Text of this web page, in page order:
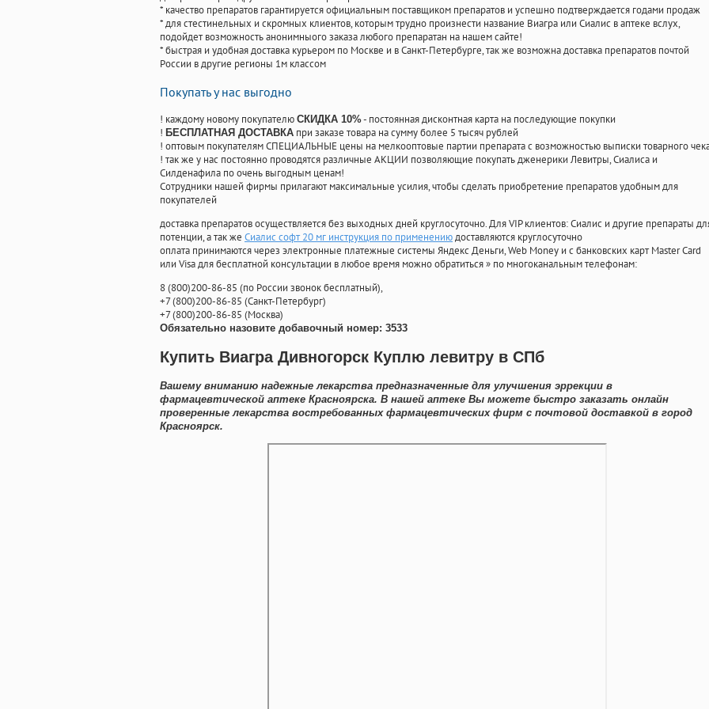
* качество препаратов гарантируется официальным поставщиком препаратов и успешно подтверждается годами продаж
* для стестинельных и скромных клиентов, которым трудно произнести название Виагра или Сиалис в аптеке вслух,
подойдет возможность анонимныого заказа любого препаратан на нашем сайте!
* быстрая и удобная доставка курьером по Москве и в Санкт-Петербурге, так же возможна доставка препаратов почтой
России в другие регионы 1м классом
Покупать у нас выгодно
! каждому новому покупателю СКИДКА 10%- постоянная дисконтная карта на последующие покупки
! БЕСПЛАТНАЯ ДОСТАВКА при заказе товара на сумму более 5 тысяч рублей
! оптовым покупателям СПЕЦИАЛЬНЫЕ цены на мелкооптовые партии препарата с возможностью выписки товарного
! так же у нас постоянно проводятся различные АКЦИИ позволяющие покупать дженерики Левитры, Сиалиса и
Силденафила по очень выгодным ценам!
Cотрудники нашей фирмы прилагают максимальные усилия, чтобы сделать приобретение препаратов удобным для
покупателей
доставка препаратов осуществляется без выходных дней круглосуточно. Для VIP клиентов: Сиалис и другие препараты
потенции, а так же Сиалис софт 20 мг инструкция по применениюдоставляются круглосуточно
оплата принимаются через электронные платежные системы Яндекс Деньги, Web Money и с банковских карт Master Card
или Visa для бесплатной консультации в любое время можно обратиться» по многоканальным телефонам:
8(800)200-86-85 (по России звонок бесплатный),
+7(800)200-86-85 (Санкт-Петербург)
+7(800)200-86-85 (Москва)
Обязательно назовите добавочный номер: 3533
Купить Виагра Дивногорск Куплю левитру в СПб
Вашему вниманию надежные лекарства предназначенные для улучшения эррекции в
фармацевтической аптеке Красноярска. В нашей аптеке Вы можете быстро заказать онлайн
проверенные лекарства востребованных фармацевтических фирм с почтовой доставкой в город
Красноярск.